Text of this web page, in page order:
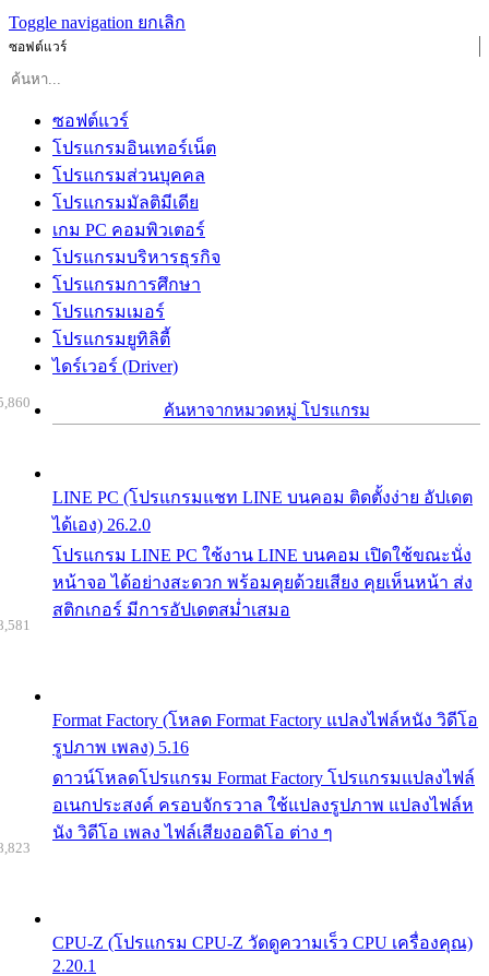
Toggle navigation ยกเลิก
ซอฟต์แวร์
ซอฟต์แวร์
โปรแกรมอินเทอร์เน็ต
โปรแกรมส่วนบุคคล
โปรแกรมมัลติมีเดีย
เกม PC คอมพิวเตอร์
โปรแกรมบริหารธุรกิจ
โปรแกรมการศึกษา
โปรแกรมเมอร์
โปรแกรมยูทิลิตี้
ไดร์เวอร์ (Driver)
ค้นหาจากหมวดหมู่ โปรแกรม
LINE PC (โปรแกรมแชท LINE บนคอม ติดตั้งง่าย อัปเดต
ได้เอง) 26.2.0
โปรแกรม LINE PC ใช้งาน LINE บนคอม เปิดใช้ขณะนั่ง
หน้าจอ ได้อย่างสะดวก พร้อมคุยด้วยเสียง คุยเห็นหน้า ส่ง
สติกเกอร์ มีการอัปเดตสม่ำเสมอ
Format Factory (โหลด Format Factory แปลงไฟล์หนัง วิดีโอ
รูปภาพ เพลง) 5.16
ดาวน์โหลดโปรแกรม Format Factory โปรแกรมแปลงไฟล์
อเนกประสงค์ ครอบจักรวาล ใช้แปลงรูปภาพ แปลงไฟล์ห
นัง วิดีโอ เพลง ไฟล์เสียงออดิโอ ต่าง ๆ
CPU-Z (โปรแกรม CPU-Z วัดดูความเร็ว CPU เครื่องคุณ)
2.20.1